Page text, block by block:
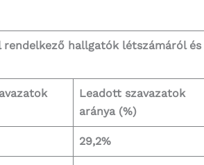
rendelkező hallgatók létszámáról és
Leadott szavazatok
aránya (%)
29,2%